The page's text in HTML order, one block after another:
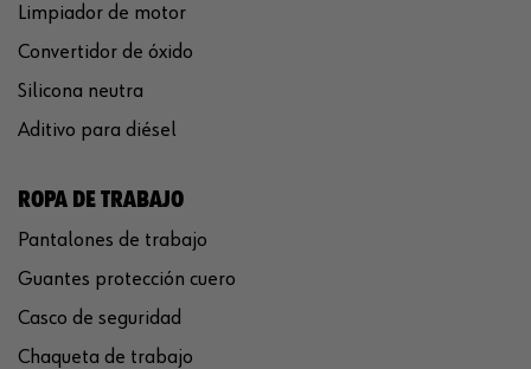
Limpiador de motor
Convertidor de óxido
Silicona neutra
Aditivo para diésel
ROPA DE TRABAJO
Pantalones de trabajo
Guantes protección cuero
Casco de seguridad
Chaqueta de trabajo